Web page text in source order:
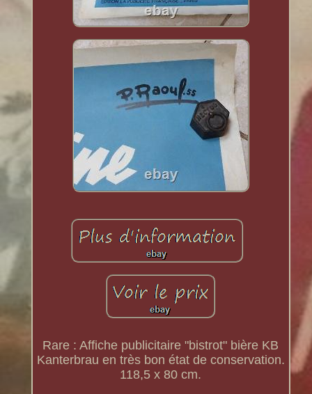
Rare : Affiche publicitaire "bistrot" bière KB
Kanterbrau en très bon état de conservation.
118,5 x 80 cm.